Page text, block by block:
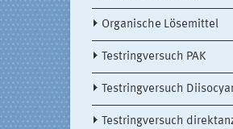
Organische Lösemittel
Testringversuch PAK
Testringversuch
Testringversuch